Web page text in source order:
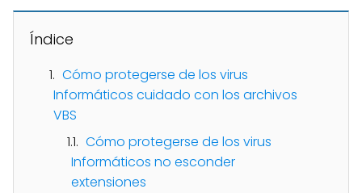
Índice
Cómo protegerse de los virus
Informáticos cuidado con los archivos
VBS
Cómo protegerse de los virus
Informáticos no esconder
extensiones